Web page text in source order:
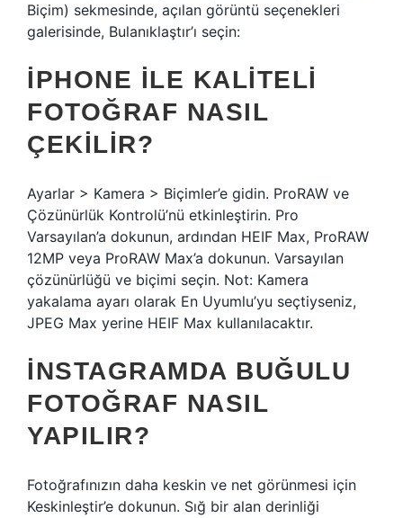
Biçim) sekmesinde, açılan görüntü seçenekleri
galerisinde, Bulanıklaştır’ı seçin:
IPHONE ILE KALITELI
FOTOĞRAF NASIL
ÇEKILIR?
Ayarlar > Kamera > Biçimler’e gidin. ProRAW ve
Çözünürlük Kontrolü’nü etkinleştirin. Pro
Varsayılan’a dokunun, ardından HEIF Max, ProRAW
12MP veya ProRAW Max’a dokunun. Varsayılan
çözünürlüğü ve biçimi seçin. Not: Kamera
yakalama ayarı olarak En Uyumlu’yu seçtiyseniz,
JPEG Max yerine HEIF Max kullanılacaktır.
İNSTAGRAMDA BUĞULU
FOTOĞRAF NASIL
YAPILIR?
Fotoğrafınızın daha keskin ve net görünmesi için
Keskinleştir’e dokunun. Sığ bir alan derinliği